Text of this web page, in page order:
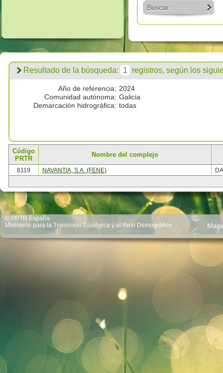
Buscar
Resultado de la búsqueda: 1 registros, según los
Año de referencia: 2024
Comunidad autónoma: Galicia
Demarcación hidrográfica: todas
Código
PRTR
Nombre del complejo
8119 NAVANTIA, S.A. (FENE)
© PRTR España
Ministerio para la Transición Ecológica y el Reto Demográfico